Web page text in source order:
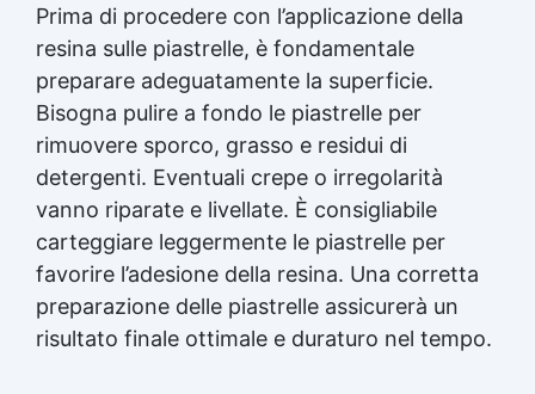
Prima di procedere con l’applicazione della
resina sulle piastrelle, è fondamentale
preparare adeguatamente la superficie.
Bisogna pulire a fondo le piastrelle per
rimuovere sporco, grasso e residui di
detergenti. Eventuali crepe o irregolarità
vanno riparate e livellate. È consigliabile
carteggiare leggermente le piastrelle per
favorire l’adesione della resina. Una corretta
preparazione delle piastrelle assicurerà un
risultato finale ottimale e duraturo nel tempo.